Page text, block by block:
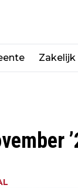
Zakelijk